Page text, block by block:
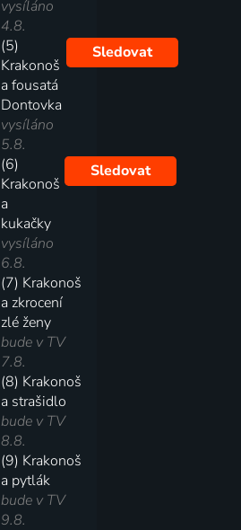
vysíláno
4.8.
(5)
Krakonoš
a fousatá
Dontovka
vysíláno
5.8.
Sledovat
(6)
Krakonoš
a
kukačky
vysíláno
6.8.
Sledovat
(7) Krakonoš
a zkrocení
zlé ženy
bude v TV
7.8.
(8) Krakonoš
a strašidlo
bude v TV
8.8.
(9) Krakonoš
a pytlák
bude v TV
9.8.